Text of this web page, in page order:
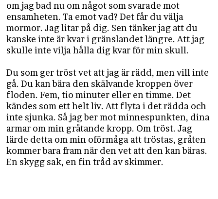
om jag bad nu om något som svarade mot
ensamheten. Ta emot vad? Det får du välja
mormor. Jag litar på dig. Sen tänker jag att du
kanske inte är kvar i gränslandet längre. Att jag
skulle inte vilja hålla dig kvar för min skull.
Du som ger tröst vet att jag är rädd, men vill inte
gå. Du kan bära den skälvande kroppen över
floden. Fem, tio minuter eller en timme. Det
kändes som ett helt liv. Att flyta i det rädda och
inte sjunka. Så jag ber mot minnespunkten, dina
armar om min gråtande kropp. Om tröst. Jag
lärde detta om min oförmåga att tröstas, gråten
kommer bara fram när den vet att den kan bäras.
En skygg sak, en fin tråd av skimmer.